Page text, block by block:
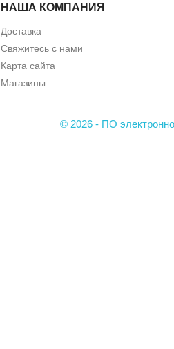
НАША КОМПАНИЯ
Доставка
Свяжитесь с нами
Карта сайта
Магазины
© 2026 - ПО